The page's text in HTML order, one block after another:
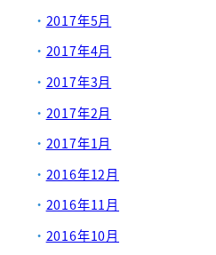
2017年5月
2017年4月
2017年3月
2017年2月
2017年1月
2016年12月
2016年11月
2016年10月